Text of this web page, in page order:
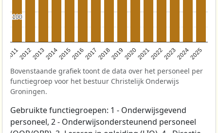
201120122013201420152016201720182019202020212022202320242025
100
100
Bovenstaande grafiek toont de data over het personeel per
functiegroep voor het bestuur Christelijk Onderwijs
Groningen.
Gebruikte functiegroepen: 1 - Onderwijsgevend
personeel, 2 - Onderwijsondersteunend personeel